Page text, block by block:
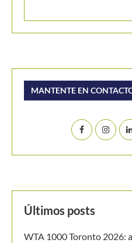
MANTENTE EN
Últimos posts
WTA 1000 Toronto 2026: